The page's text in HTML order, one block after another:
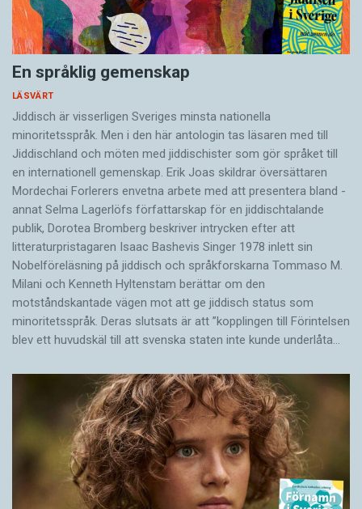
En språklig gemenskap
LÄSVÄRT
Jiddisch är visserligen Sveriges minsta nationella
minoritetsspråk. Men i den här antologin tas läsaren med till
Jiddischland och möten med jiddischister som gör språket till
en internationell gemenskap. Erik Joas skildrar översättaren
Morde­chai Forlerers envetna arbete med att presentera bland ­
annat Selma Lagerlöfs författarskap för en jiddisch­talande
publik, Dorotea Bromberg beskriver intrycken efter att
litteraturpristagaren Isaac Bashevis Singer 1978 inlett sin
Nobelföreläsning på jiddisch och språkforskarna Tommaso M.
Milani och Kenneth Hyltenstam berättar om den
motståndskantade vägen mot att ge jiddisch status som
minoritetsspråk. Deras slutsats är att ”kopplingen till Förintelsen
blev ett huvud­skäl till att svenska staten inte kunde underlåta…